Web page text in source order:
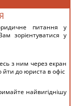
питання у
зорієнтуватися у
з ним через екран
йти до юриста в офіс
найвигіднішу